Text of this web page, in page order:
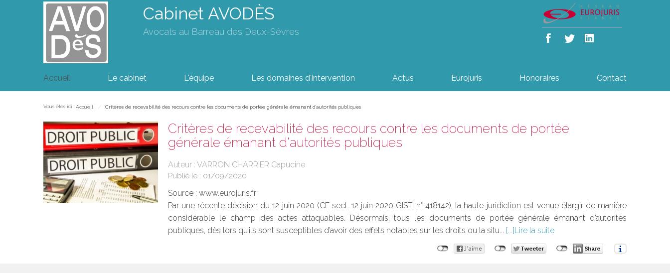
Cabinet AVODÈS
Avocats au Barreau des Deux-Sèvres
Accueil Le cabinet L'équipe Les domaines d'intervention Actus Eurojuris Honoraires Contact
Vous êtes ici : Accueil Critères de recevabilité des recours contre les documents de portée générale émanant d'autorités publiques
Critères de recevabilité des recours contre les documents de portée
générale émanant d'autorités publiques
Auteur : VARRON CHARRIER Capucine
Publié le : 01/09/2020
Source : www.eurojuris.fr
Par une récente décision du 12 juin 2020 (CE sect. 12 juin 2020 GISTI n° 418142), la haute juridiction est venue élargir de manière
considérable le champ des actes attaquables. Désormais, tous les documents de portée générale émanant d’autorités
publiques, dès lors qu’ils sont susceptibles d’avoir des effets notables sur les droits ou la situ...
Lire la suite